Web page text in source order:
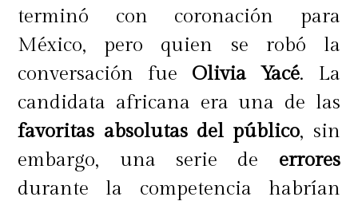
terminó con coronación para
México, pero quien se robó la
conversación fue Olivia Yacé. La
candidata africana era una de las
favoritas absolutas del público, sin
embargo, una serie de errores
durante la competencia habrían